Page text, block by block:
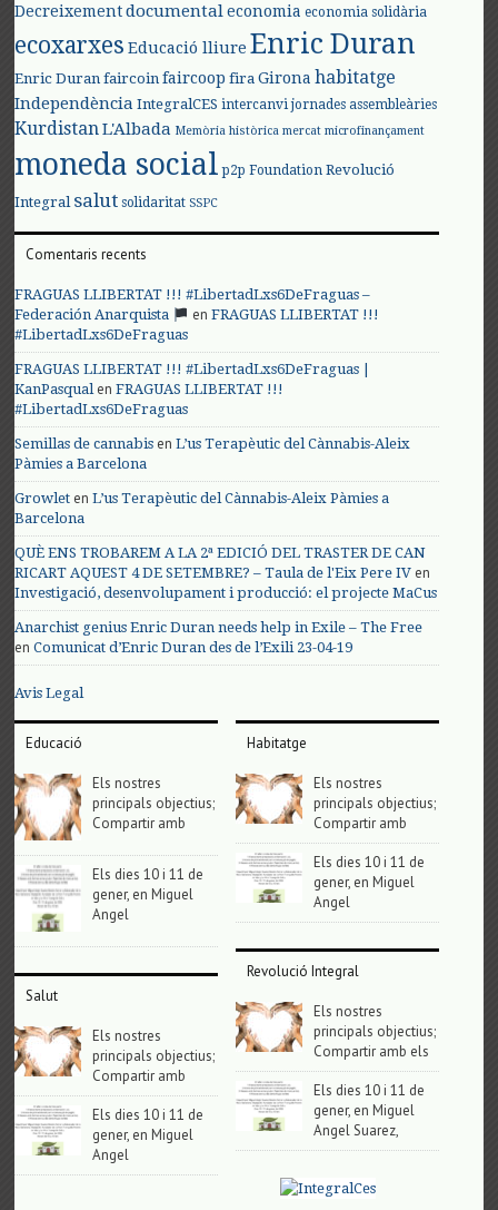
Decreixement documental economia economia solidària
ecoxarxes Educació lliure Enric Duran
Enric Duran faircoin faircoop fira Girona habitatge
Independència IntegralCES intercanvi jornades assembleàries
KurdistanL'Albada Memòria històrica mercat microfinançament
moneda social p2p Foundation Revolució
Integral salut solidaritat SSPC
Comentaris recents
FRAGUAS LLIBERTAT !!! #LibertadLxs6DeFraguas –
Federación Anarquista
enFRAGUAS LLIBERTAT !!!
#LibertadLxs6DeFraguas
FRAGUAS LLIBERTAT !!! #LibertadLxs6DeFraguas |
KanPasqualenFRAGUAS LLIBERTAT !!!
#LibertadLxs6DeFraguas
Semillas de cannabis enL’us Terapèutic del Cànnabis-Aleix
Pàmies a Barcelona
Growlet enL’us Terapèutic del Cànnabis-Aleix Pàmies a
Barcelona
QUÈ ENS TROBAREM A LA 2ª EDICIÓ DEL TRASTER DE CAN
RICART AQUEST 4 DE SETEMBRE? – Taula de l'Eix Pere IV en
Investigació, desenvolupament i producció: el projecte MaCus
Anarchist genius Enric Duran needs help in Exile – The Free
enComunicat d’Enric Duran des de l’Exili 23-04-19
Avis Legal
Educació
Els nostres
principals objectius;
Compartir amb
Els dies 10 i 11 de
gener, en Miguel
Angel
Salut
Els nostres
principals objectius;
Compartir amb
Els dies 10 i 11 de
gener, en Miguel
Angel
Habitatge
Els nostres
principals objectius;
Compartir amb
Els dies 10 i 11 de
gener, en Miguel
Angel
Revolució Integral
Els nostres
principals objectius;
Compartir amb els
Els dies 10 i 11 de
gener, en Miguel
Angel Suarez,